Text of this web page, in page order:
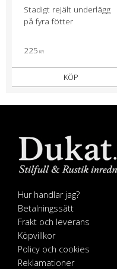
Stadigt rejält underlägg
på fyra fötter
225 KR
KÖP
Hur handlar jag?
Betalningssätt
Frakt och leverans
Köpvillkor
Policy och cookies
Reklamationer